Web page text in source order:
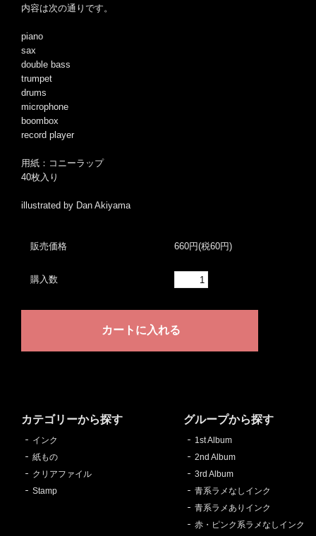
内容は次の通りです。
piano
sax
double bass
trumpet
drums
microphone
boombox
record player
用紙：コニーラップ
40枚入り
illustrated by Dan Akiyama
販売価格 660円(税60円)
購入数
カテゴリーから探す
インク
紙もの
クリアファイル
Stamp
グループから探す
1st Album
2nd Album
3rd Album
青系ラメなしインク
青系ラメありインク
赤・ピンク系ラメなしインク